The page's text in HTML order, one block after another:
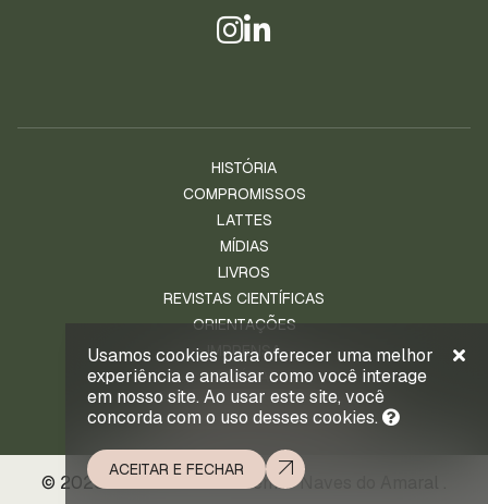
Usamos cookies para oferecer uma melhor
experiência e analisar como você interage
em nosso site. Ao usar este site, você
concorda com o uso desses cookies.
ACEITAR E FECHAR
HISTÓRIA
COMPROMISSOS
LATTES
MÍDIAS
LIVROS
REVISTAS CIENTÍFICAS
ORIENTAÇÕES
IMPRENSA
NOTÍCIAS
ENTRE EM CONTATO
© 2026 . Prof. Ld. Dr. Waldemar Naves do Amaral .